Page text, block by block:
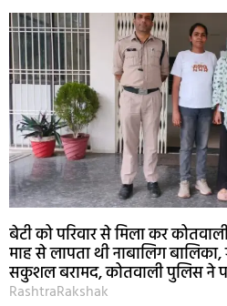
बेटी को परिवार से मिला कर
माह से लापता थी नाबालिग
सकुशल बरामद, कोतवाली पुलिस ने
RashtraRakshak